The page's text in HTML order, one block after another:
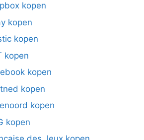
kopen
kopen
kopen
kopen
kopen
kopen
kopen
kopen